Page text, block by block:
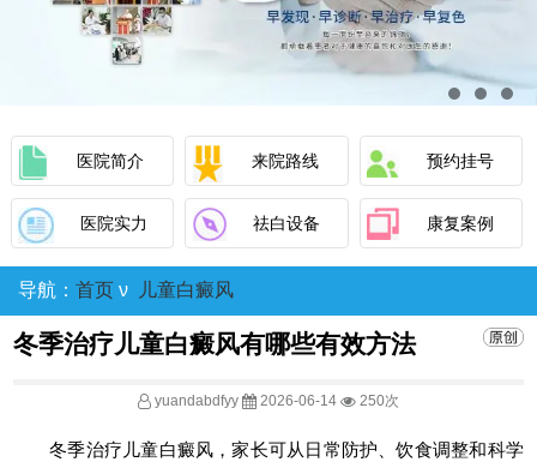
医院简介 来院路线 预约挂号
医院实力 祛白设备 康复案例
导航： 首页 ν 儿童白癜风
冬季治疗儿童白癜风有哪些有效方法
yuandabdfyy 2026-06-14 250次
冬季治疗儿童白癜风，家长可从日常防护、饮食调整和科学